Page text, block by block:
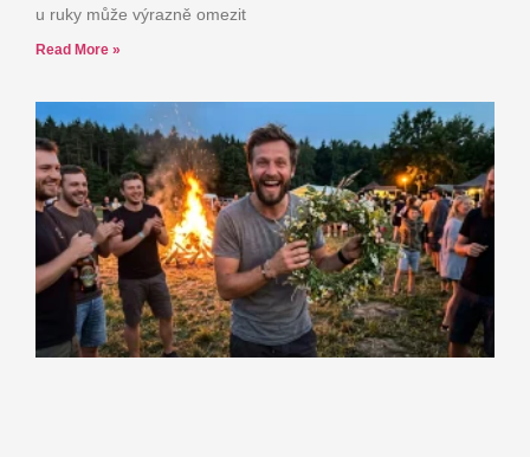
u ruky může výrazně omezit
Read More »